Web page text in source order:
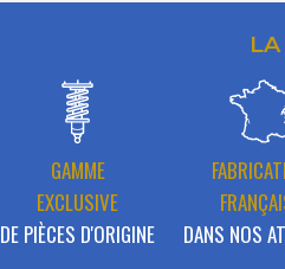
GAMME
EXCLUSIVE
DE PIÈCES D'ORIGINE
DANS NOS